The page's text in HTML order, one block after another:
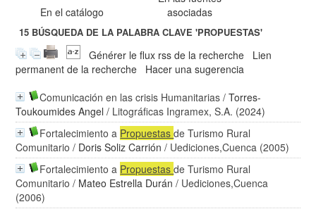
En el catálogo
asociadas
15 BÚSQUEDA DE LA PALABRA CLAVE'PROPUESTAS'
Générer le flux rss de la recherche
Lien
permanent de la recherche
Hacer una sugerencia
Comunicación en las crisis Humanitarias /Torres-
Toukoumides Angel / Litográficas Ingramex, S.A. (2024)
Fortalecimiento a Propuestasde Turismo Rural
Comunitario / Doris Soliz Carrión / Uediciones,Cuenca (2005)
Fortalecimiento a Propuestasde Turismo Rural
Comunitario / Mateo Estrella Durán / Uediciones,Cuenca
(2006)